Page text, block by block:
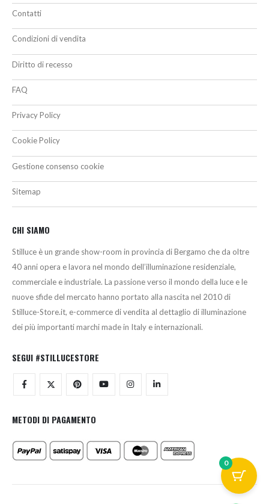
Contatti
Condizioni di vendita
Diritto di recesso
FAQ
Privacy Policy
Cookie Policy
Gestione consenso cookie
Sitemap
CHI SIAMO
Stilluce è un grande show-room in provincia di Bergamo che da oltre
40 anni opera e lavora nel mondo dell’illuminazione residenziale,
commerciale e industriale. La passione verso il mondo della luce e le
nuove sfide del mercato hanno portato alla nascita nel 2010 di
Stilluce-Store.it, e-commerce di vendita al dettaglio di illuminazione
dei più importanti marchi made in Italy e internazionali.
SEGUI #STILLUCESTORE
METODI DI PAGAMENTO
0